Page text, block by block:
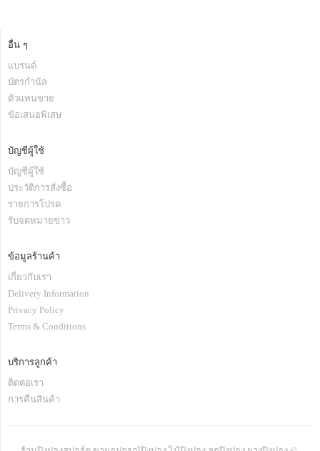
อื่น ๆ
แบรนด์
บัตรกำนัล
ตัวแทนขาย
ข้อเสนอพิเสษ
บัญชีผู้ใช้
บัญชีผู้ใช้
ประวัติการสั่งซื้อ
รายการโปรด
รับจดหมายข่าว
ข้อมูลร้านค้า
เกี่ยวกับเรา
Delivery Information
Privacy Policy
Terms & Conditions
บริการลูกค้า
ติดต่อเรา
การคืนสินค้า